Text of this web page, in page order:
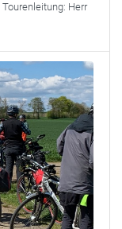
Tourenleitung: Herr